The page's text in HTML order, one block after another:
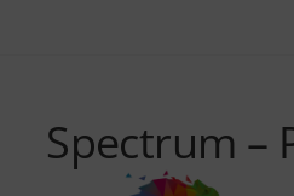
παραλλαγές.
Οι
Spectrum –